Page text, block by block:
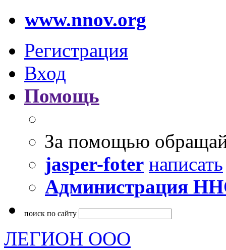
www.nnov.org
Регистрация
Вход
Помощь
За помощью
jasper-foter написать
Администрация
поиск по сайту
ЛЕГИОН ООО